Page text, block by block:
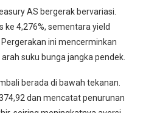
AS bergerak bervariasi.
ke 4,276%, sementara yield
ini mencerminkan
suku bunga jangka pendek.
berada di bawah tekanan.
dan mencatat penurunan